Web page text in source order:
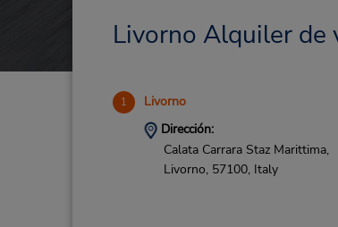
Livorno Alquiler de
1 Livorno
Dirección:
Calata Carrara Staz Marittima,
Livorno, 57100, Italy